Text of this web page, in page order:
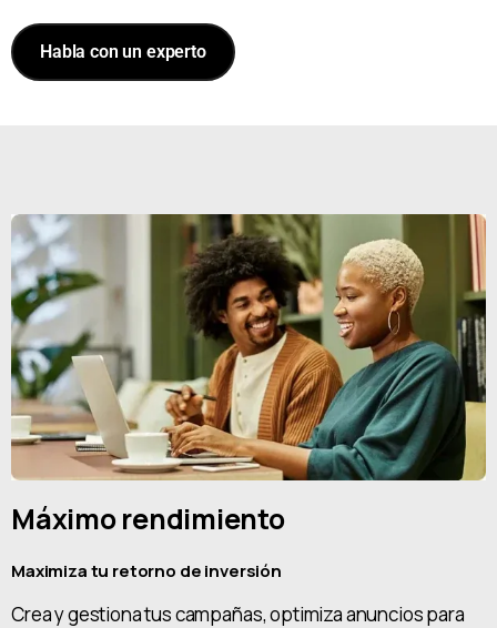
Habla con un experto
Máximo rendimiento
Maximiza tu retorno de inversión
Crea y gestiona tus campañas, optimiza anuncios para